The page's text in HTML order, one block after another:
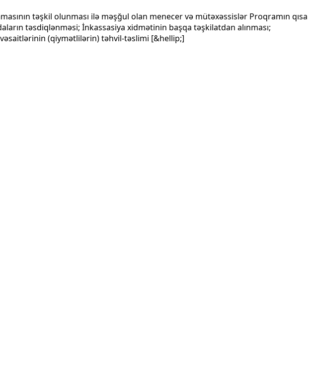
təşkil olunması ilə məşğul olan menecer və mütəxəssislər Proqramın qısa
təsdiqlənməsi; İnkassasiya xidmətinin başqa təşkilatdan alınması;
(qiymətlilərin) təhvil-təslimi [&hellip;]